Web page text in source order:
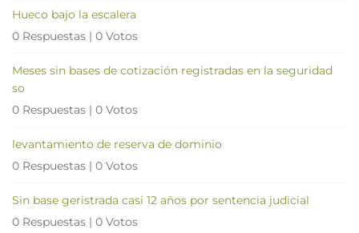
Hueco bajo la escalera
0 Respuestas | 0 Votos
Meses sin bases de cotización registradas en la seguridad
so
0 Respuestas | 0 Votos
levantamiento de reserva de dominio
0 Respuestas | 0 Votos
Sin base geristrada casi 12 años por sentencia judicial
0 Respuestas | 0 Votos